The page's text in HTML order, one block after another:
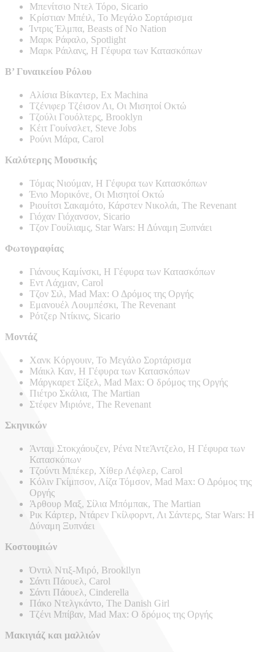
Μπενίτσιο Ντελ Τόρο, Sicario
Κρίστιαν Μπέιλ, Το Μεγάλο Σορτάρισμα
Ίντρις Έλμπα, Beasts of No Nation
Μαρκ Ράφαλο, Spotlight
Μαρκ Ράιλανς, Η Γέφυρα των Κατασκόπων
Β’ Γυναικείου Ρόλου
Αλίσια Βίκαντερ, Ex Machina
Τζένιφερ Τζέισον Λι, Οι Μισητοί Οκτώ
Τζούλι Γουόλτερς, Brooklyn
Κέιτ Γουίνσλετ, Steve Jobs
Ρούνι Μάρα, Carol
Καλύτερης Μουσικής
Τόμας Νιούμαν, Η Γέφυρα των Κατασκόπων
Ένιο Μορικόνε, Οι Μισητοί Οκτώ
Ριουίτσι Σακαμότο, Κάρστεν Νικολάι, The Revenant
Γιόχαν Γιόχανσον, Sicario
Τζον Γουίλιαμς, Star Wars: Η Δύναμη Ξυπνάει
Φωτογραφίας
Γιάνους Καμίνσκι, Η Γέφυρα των Κατασκόπων
Εντ Λάχμαν, Carol
Τζον Σιλ, Mad Max: Ο Δρόμος της Οργής
Εμανουέλ Λουμπέσκι, The Revenant
Ρότζερ Ντίκινς, Sicario
Μοντάζ
Χανκ Κόργουιν, Το Μεγάλο Σορτάρισμα
Μάικλ Καν, Η Γέφυρα των Κατασκόπων
Μάργκαρετ Σίξελ, Mad Max: Ο δρόμος της Οργής
Πιέτρο Σκάλια, The Martian
Στέφεν Μιριόνε, The Revenant
Σκηνικών
Άνταμ Στοκχάουζεν, Ρένα ΝτεΆντζελο, Η Γέφυρα των
Κατασκόπων
Τζούντι Μπέκερ, Χίθερ Λέφλερ, Carol
Κόλιν Γκίμπσον, Λίζα Τόμσον, Mad Max: Ο Δρόμος της
Οργής
Άρθουρ Μαξ, Σίλια Μπόμπακ, The Martian
Ρικ Κάρτερ, Ντάρεν Γκίλφορντ, Λι Σάντερς, Star Wars: H
Δύναμη Ξυπνάει
Κοστουμιών
Όντιλ Ντιξ-Μιρό, Brookllyn
Σάντι Πάουελ, Carol
Σάντι Πάουελ, Cinderella
Πάκο Ντελγκάντο, The Danish Girl
Τζένι Μπίβαν, Mad Max: Ο δρόμος της Οργής
Μακιγιάζ και μαλλιών